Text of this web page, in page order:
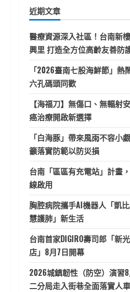
字:
近期文章
醫療資源深入社區！台南新
興里 打造全方位高齡友善防
「2026臺南七股海鮮節」熱
六孔碼頭同歡
【海福刀】無傷口、無輻射
癌治療開啟新選擇
「白海豚」帶來風雨不容小
籲落實防範以防災損
台南「區區有充電站」計畫
線啟用
胸腔病院攜手AI機器人「凱
慧護肺」新生活
台南首家DIGIRO壽司郎「新
店」8月7日開幕
2026城鎮韌性（防空）演習
二分局走入街巷全面落實人